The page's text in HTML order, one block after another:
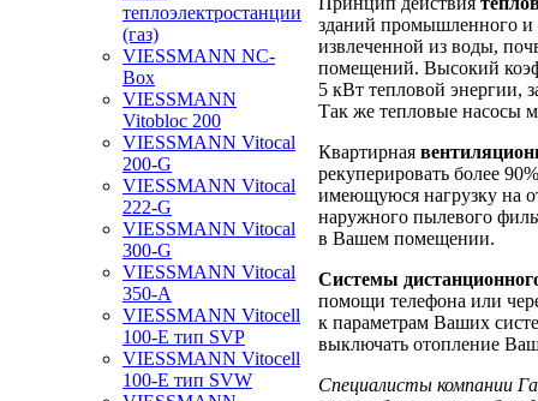
теплоэлектростанции
(газ)
VIESSMANN NC-
Box
VIESSMANN
Vitobloc 200
VIESSMANN Vitocal
200-G
VIESSMANN Vitocal
222-G
VIESSMANN Vitocal
300-G
VIESSMANN Vitocal
350-A
VIESSMANN Vitocell
100-E тип SVP
VIESSMANN Vitocell
100-E тип SVW
зданий промышленного и
извлеченной из воды,
помещений. Высокий
5 кВт тепловой энергии,
Так же тепловые насосы
Квартирная
рекуперировать более
имеющуюся нагрузку на
наружного пылевого
в Вашем помещении.
Системы
помощи телефона или
к параметрам Ваших
выключать отопление
Специалисты компании